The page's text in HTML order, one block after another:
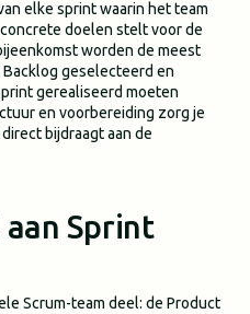
elke sprint waarin het team
doelen stelt voor de
worden de meest
geselecteerd en
gerealiseerd moeten
en voorbereiding zorg je
bijdraagt aan de
Sprint
Scrum-team deel: de Product